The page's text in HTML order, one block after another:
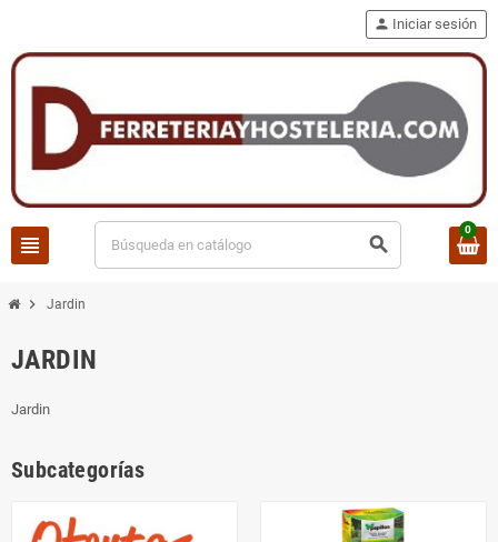
view_headline search
person Iniciar sesión
0
chevron_right Jardin
JARDIN
Jardin
Subcategorías